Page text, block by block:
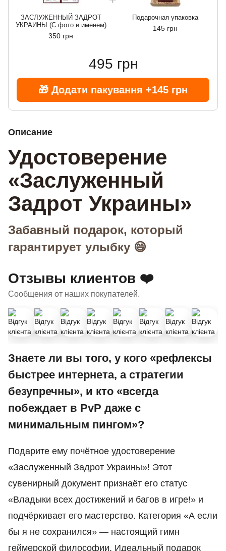
ЗАСЛУЖЕННЫЙ ЗАДРОТ
УКРАИНЫ (С фото и именем)
350 грн
Подарочная упаковка
145 грн
495 грн
Описание
Удостоверение
«Заслуженный
Задрот Украины»
Забавный подарок, который
гарантирует улыбку 😄
Отзывы клиентов ❤️
Сообщения от наших покупателей.
Знаете ли вы того, у кого «рефлексы
быстрее интернета, а стратегии
безупречны», и кто «всегда
побеждает в PvP даже с
минимальным пингом»?
Подарите ему почётное удостоверение
«Заслуженный Задрот Украины»! Этот
сувенирный документ признаёт его статус
«Владыки всех достижений и багов в игре!» и
подчёркивает его мастерство. Категория «А если
бы я не сохранился» — настоящий гимн
геймерской философии. Идеальный подарок